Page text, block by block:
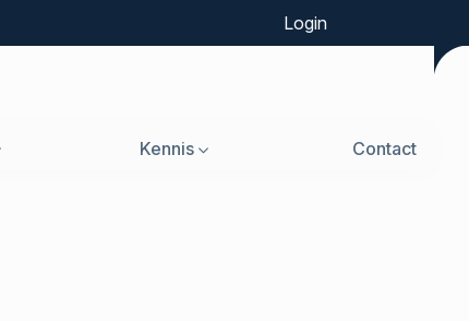
Login
Kennis Contact